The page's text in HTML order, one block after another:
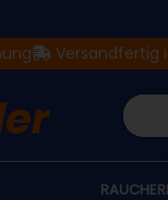
Versandfertig